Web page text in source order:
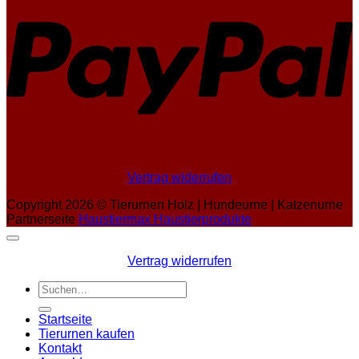
Vertrag widerrufen
Copyright 2026 © Tierurnen Holz | Hundeurne | Katzenurne
Partnerseite Haustiermax Haustierprodukte
Vertrag widerrufen
Suchen
nach:
Startseite
Tierurnen kaufen
Kontakt